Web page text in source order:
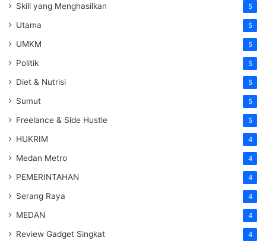
Skill yang Menghasilkan 5
Utama 5
UMKM 5
Politik 5
Diet & Nutrisi 5
Sumut 5
Freelance & Side Hustle 5
HUKRIM 4
Medan Metro 4
PEMERINTAHAN 4
Serang Raya 4
MEDAN 4
Review Gadget Singkat 4